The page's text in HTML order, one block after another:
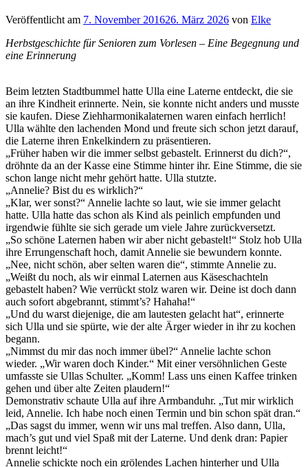
Veröffentlicht am 7. November 201626. März 2026 von Elke
Herbstgeschichte für Senioren zum Vorlesen – Eine Begegnung und
eine Erinnerung
Beim letzten Stadtbummel hatte Ulla eine Laterne entdeckt, die sie
an ihre Kindheit erinnerte. Nein, sie konnte nicht anders und musste
sie kaufen. Diese Ziehharmonikalaternen waren einfach herrlich!
Ulla wählte den lachenden Mond und freute sich schon jetzt darauf,
die Laterne ihren Enkelkindern zu präsentieren.
„Früher haben wir die immer selbst gebastelt. Erinnerst du dich?“,
dröhnte da an der Kasse eine Stimme hinter ihr. Eine Stimme, die sie
schon lange nicht mehr gehört hatte. Ulla stutzte.
„Annelie? Bist du es wirklich?“
„Klar, wer sonst?“ Annelie lachte so laut, wie sie immer gelacht
hatte. Ulla hatte das schon als Kind als peinlich empfunden und
irgendwie fühlte sie sich gerade um viele Jahre zurückversetzt.
„So schöne Laternen haben wir aber nicht gebastelt!“ Stolz hob Ulla
ihre Errungenschaft hoch, damit Annelie sie bewundern konnte.
„Nee, nicht schön, aber selten waren die“, stimmte Annelie zu.
„Weißt du noch, als wir einmal Laternen aus Käseschachteln
gebastelt haben? Wie verrückt stolz waren wir. Deine ist doch dann
auch sofort abgebrannt, stimmt’s? Hahaha!“
„Und du warst diejenige, die am lautesten gelacht hat“, erinnerte
sich Ulla und sie spürte, wie der alte Ärger wieder in ihr zu kochen
begann.
„Nimmst du mir das noch immer übel?“ Annelie lachte schon
wieder. „Wir waren doch Kinder.“ Mit einer versöhnlichen Geste
umfasste sie Ullas Schulter. „Komm! Lass uns einen Kaffee trinken
gehen und über alte Zeiten plaudern!“
Demonstrativ schaute Ulla auf ihre Armbanduhr. „Tut mir wirklich
leid, Annelie. Ich habe noch einen Termin und bin schon spät dran.“
„Das sagst du immer, wenn wir uns mal treffen. Also dann, Ulla,
mach’s gut und viel Spaß mit der Laterne. Und denk dran: Papier
brennt leicht!“
Annelie schickte noch ein grölendes Lachen hinterher und Ulla